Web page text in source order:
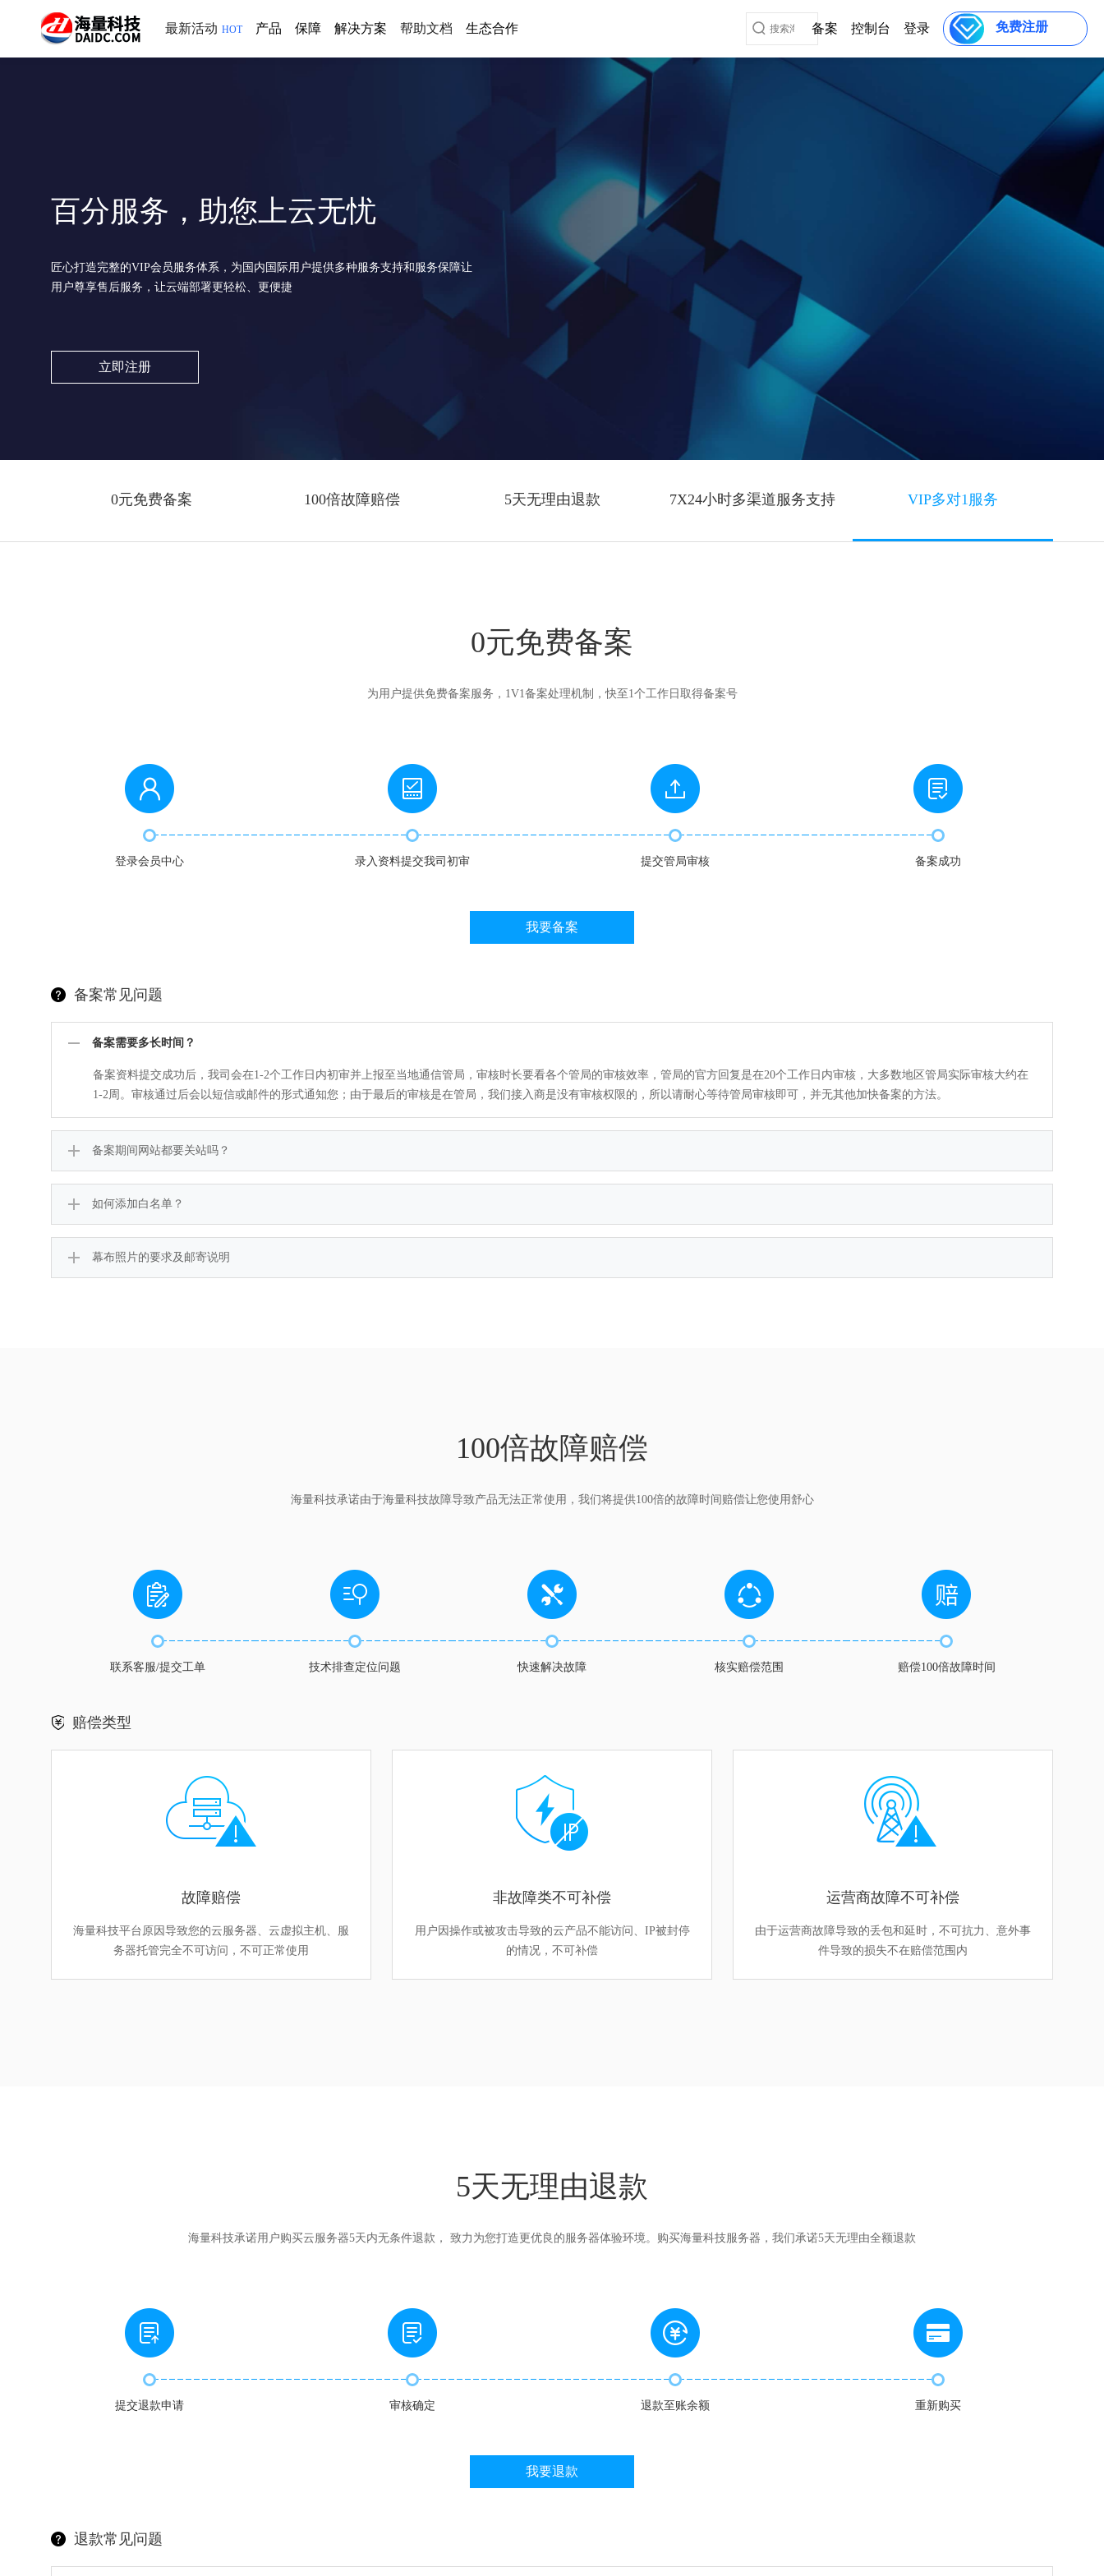
最新活动 HOT 产品 保障 解决方案 帮助文档 生态合作 备案 控制台 登录 免费注册
百分服务，助您上云无忧
匠心打造完整的VIP会员服务体系，为国内国际用户提供多种服务支持和服务保障让
用户尊享售后服务，让云端部署更轻松、更便捷
立即注册
0元免费备案 100倍故障赔偿 5天无理由退款 7X24小时多渠道服务支持 VIP多对1服务
0元免费备案
为用户提供免费备案服务，1V1备案处理机制，快至1个工作日取得备案号
登录会员中心 录入资料提交我司初审 提交管局审核 备案成功
我要备案
备案常见问题
备案需要多长时间？
备案资料提交成功后，我司会在1-2个工作日内初审并上报至当地通信管局，审核时长要看各个管局的审核效率，管局的官方回复是在20个工作日内审核，大多数地区管局实际审核大约在
1-2周。审核通过后会以短信或邮件的形式通知您；由于最后的审核是在管局，我们接入商是没有审核权限的，所以请耐心等待管局审核即可，并无其他加快备案的方法。
备案期间网站都要关站吗？
如何添加白名单？
幕布照片的要求及邮寄说明
100倍故障赔偿
海量科技承诺由于海量科技故障导致产品无法正常使用，我们将提供100倍的故障时间赔偿让您使用舒心
联系客服/提交工单 技术排查定位问题 快速解决故障 核实赔偿范围 赔偿100倍故障时间
赔偿类型
故障赔偿
海量科技平台原因导致您的云服务器、云虚拟主机、服
务器托管完全不可访问，不可正常使用
非故障类不可补偿
用户因操作或被攻击导致的云产品不能访问、IP被封停
的情况，不可补偿
运营商故障不可补偿
由于运营商故障导致的丢包和延时，不可抗力、意外事
件导致的损失不在赔偿范围内
5天无理由退款
海量科技承诺用户购买云服务器5天内无条件退款， 致力为您打造更优良的服务器体验环境。购买海量科技服务器，我们承诺5天无理由全额退款
提交退款申请 审核确定 退款至账余额 重新购买
我要退款
退款常见问题